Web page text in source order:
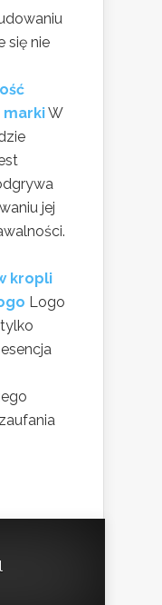
się nie
markiW
jej
kropli
Logo